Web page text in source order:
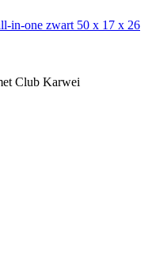
in-one zwart 50 x 17 x 26
Club Karwei